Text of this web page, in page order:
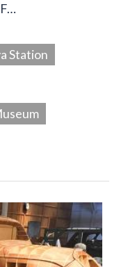
Station